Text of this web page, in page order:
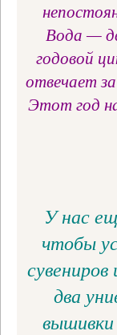
Вода —
годовой
отвечает
Этот год
У нас
чтобы
два
вышивки